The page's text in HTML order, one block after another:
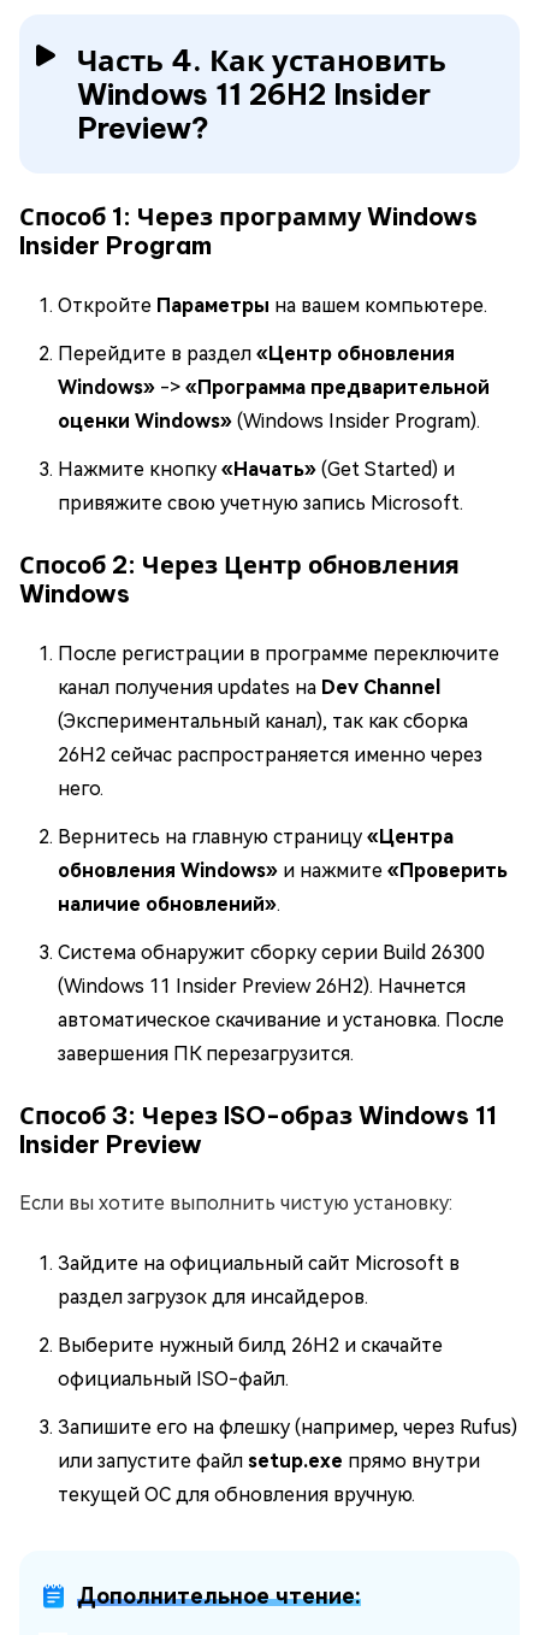
Часть 4. Как установить
Windows 11 26H2 Insider
Preview?
Способ 1: Через программу Windows
Insider Program
Откройте Параметры на вашем компьютере.
Перейдите в раздел «Центр обновления
Windows» -> «Программа предварительной
оценки Windows» (Windows Insider Program).
Нажмите кнопку «Начать» (Get Started) и
привяжите свою учетную запись Microsoft.
Способ 2: Через Центр обновления
Windows
После регистрации в программе переключите
канал получения updates на Dev Channel
(Экспериментальный канал), так как сборка
26H2 сейчас распространяется именно через
него.
Вернитесь на главную страницу «Центра
обновления Windows» и нажмите «Проверить
наличие обновлений».
Система обнаружит сборку серии Build 26300
(Windows 11 Insider Preview 26H2). Начнется
автоматическое скачивание и установка. После
завершения ПК перезагрузится.
Способ 3: Через ISO-образ Windows 11
Insider Preview
Если вы хотите выполнить чистую установку:
Зайдите на официальный сайт Microsoft в
раздел загрузок для инсайдеров.
Выберите нужный билд 26H2 и скачайте
официальный ISO-файл.
Запишите его на флешку (например, через Rufus)
или запустите файл setup.exe прямо внутри
текущей ОС для обновления вручную.
Дополнительное чтение: